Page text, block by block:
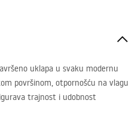
uklapa u svaku modernu
površinom, otpornošću na vlagu
trajnost i udobnost